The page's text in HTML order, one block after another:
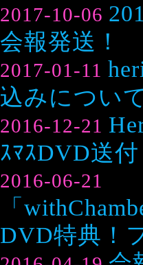
2017-10-06
会報発送！
2017-01-11
込みについ
2016-12-21
ｽﾏｽDVD送
2016-06-21
「
DVD特典！